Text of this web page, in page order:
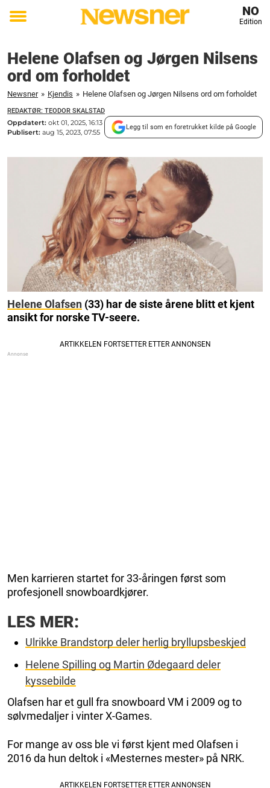
Toggle
NO
Edition
Helene Olafsen og Jørgen Nilsens
ord om forholdet
Newsner » Kjendis » Helene Olafsen og Jørgen Nilsens ord om forholdet
REDAKTØR: TEODOR SKALSTAD
Oppdatert: okt 01, 2025, 16:13
Publisert: aug 15, 2023, 07:55
Legg til som en foretrukket kilde på Google
Helene Olafsen (33) har de siste årene blitt et kjent
ansikt for norske TV-seere.
Men karrieren startet for 33-åringen først som
profesjonell snowboardkjører.
LES MER:
Ulrikke Brandstorp deler herlig bryllupsbeskjed
Helene Spilling og Martin Ødegaard deler
kyssebilde
Olafsen har et gull fra snowboard VM i 2009 og to
sølvmedaljer i vinter X-Games.
For mange av oss ble vi først kjent med Olafsen i
2016 da hun deltok i «Mesternes mester» på NRK.